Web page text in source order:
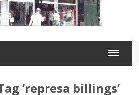
‘represa billings’